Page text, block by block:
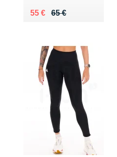
65 €
Au lieu de 65 €
55 €
Vendu 55 €